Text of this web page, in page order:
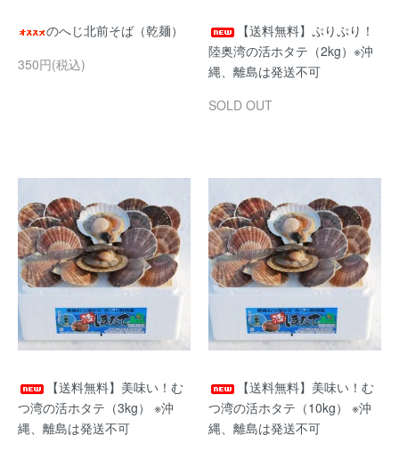
のへじ北前そば（乾麺）
350円(税込)
【送料無料】ぷりぷり！
陸奥湾の活ホタテ（2kg）※沖
縄、離島は発送不可
SOLD OUT
【送料無料】美味い！む
つ湾の活ホタテ（3kg） ※沖
縄、離島は発送不可
【送料無料】美味い！む
つ湾の活ホタテ（10kg） ※沖
縄、離島は発送不可